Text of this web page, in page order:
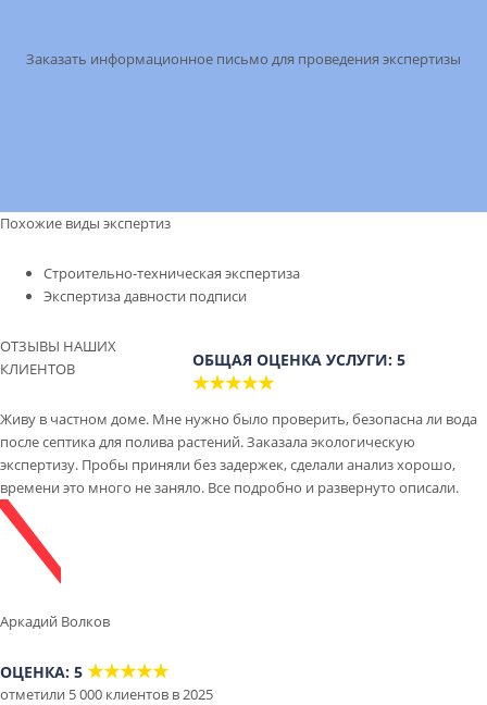
Заказать информационное письмо для проведения экспертизы
Похожие виды экспертиз
Строительно-техническая экспертиза
Экспертиза давности подписи
ОТЗЫВЫ НАШИХ
КЛИЕНТОВ
ОБЩАЯ ОЦЕНКА УСЛУГИ: 5
★★★★★
Живу в частном доме. Мне нужно было проверить, безопасна ли вода
после септика для полива растений. Заказала экологическую
экспертизу. Пробы приняли без задержек, сделали анализ хорошо,
времени это много не заняло. Все подробно и развернуто описали.
Аркадий Волков
ОЦЕНКА: 5 ★★★★★
отметили 5 000 клиентов в 2025